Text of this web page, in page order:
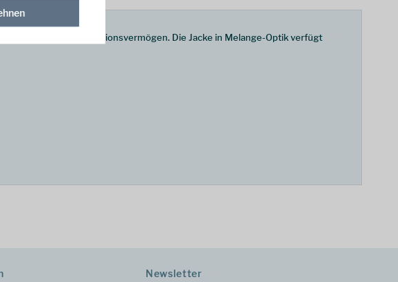
mit gutem Isolationsvermögen. Die Jacke in Melange-Optik verfügt
Newsletter